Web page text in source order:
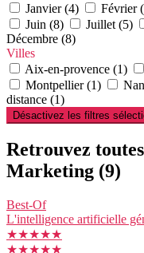
Janvier (4)
Février
Juin (8)
Juillet (5)
Décembre (8)
Villes
Aix-en-provence (1)
Montpellier (1)
distance (1)
Désactivez les filtres
Retrouvez
Marketing (9)
Best-Of
L'intelligence artificielle
★★★★★
★★★★★